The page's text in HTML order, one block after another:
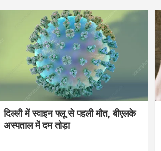
दिल्ली में स्वाइन फ्लू से पहली मौत, बीएलके
अस्पताल में दम तोड़ा